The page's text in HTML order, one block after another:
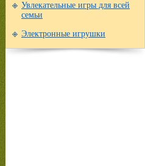
Увлекательные игры для всей
семьи
Электронные игрушки